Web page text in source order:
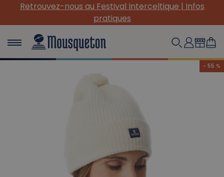
Retrouvez-nous au Festival Interceltique | Infos
pratiques
- 55 %